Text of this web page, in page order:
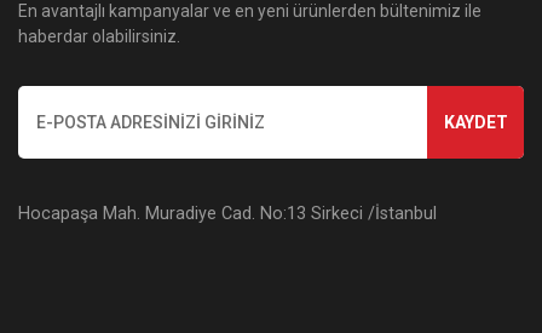
En avantajlı kampanyalar ve en yeni ürünlerden bültenimiz ile
haberdar olabilirsiniz.
KAYDET
Hocapaşa Mah. Muradiye Cad. No:13 Sirkeci /İstanbul